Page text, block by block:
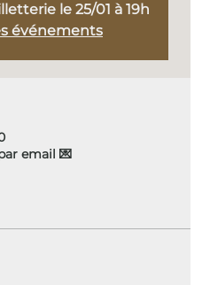
le 25/01 à 19h
événements
email 💌